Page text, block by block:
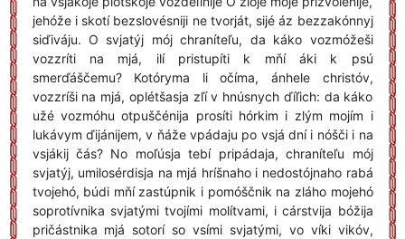
jehóže i skotí bezslovésniji ne tvorját, sijé áz bezzakónnyj
siďiváju. O svjatýj mój chraníteľu, da káko vozmóžeši
vozzríti na mjá, ilí pristupíti k mňí áki k psú
smerďáščemu? Kotóryma li očíma, ánhele christóv,
vozzríši na mjá, oplétšasja zľí v hnúsnych ďíľich: da káko
užé vozmóhu otpuščénija prosíti hórkim i zlým mojím i
lukávym ďijánijem, v ňáže vpádaju po vsjá dní i nóšči i na
vsjákij čás? No moľúsja tebí pripádaja, chraníteľu mój
svjatýj, umilosérdisja na mjá hríšnaho i nedostójnaho rabá
tvojehó, búdi mňí zastúpnik i pomóščnik na zláho mojehó
soprotívnika svjatými tvojími molítvami, i cárstvija bóžija
pričástnika mjá sotorí so vsími svjatými, vo víki vikóv,